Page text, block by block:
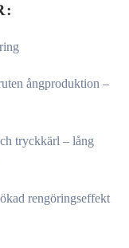
ångproduktion –
tryckkärl – lång
rengöringseffekt